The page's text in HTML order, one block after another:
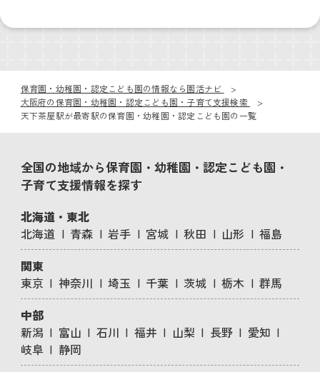
保育園・幼稚園・認定こども園の情報なら園活ナビ
大阪府の保育園・幼稚園・認定こども園・子育て支援検索
天下茶屋駅が最寄駅の保育園・幼稚園・認定こども園の一覧
全国の地域から保育園・幼稚園・認定こども園・
子育て支援情報を探す
北海道・東北
北海道
青森 岩手 宮城 秋田 山形
福島
関東
東京
神奈川 埼玉 千葉 茨城 栃木
群馬
中部
新潟
富山 石川 福井 山梨 長野
愛知
岐阜
静岡